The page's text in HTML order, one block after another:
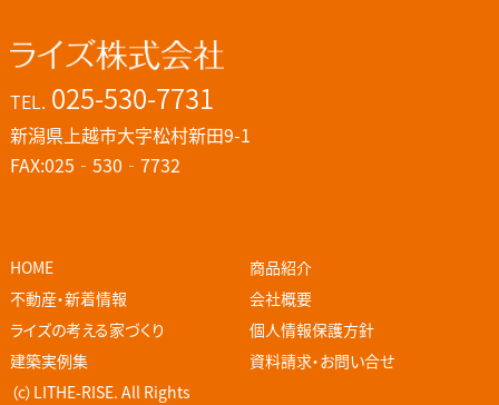
TEL. 025-530-7731
新潟県上越市大字松村新田9-1
FAX:025‐530‐7732
HOME
商品紹介
不動産・新着情報
会社概要
ライズの考える家づくり
個人情報保護方針
建築実例集
資料請求・お問い合せ
（c）LITHE-RISE. All Rights